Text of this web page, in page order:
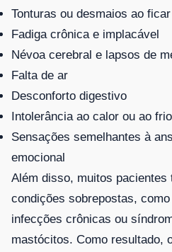
Tonturas ou desmaios ao
Fadiga crônica e implacável
Névoa cerebral e lapsos de
Falta de ar
Desconforto digestivo
Intolerância ao calor ou ao frio
Sensações semelhantes à
emocional
Além disso, muitos pacientes
condições sobrepostas,
infecções crônicas ou
mastócitos. Como resultado,